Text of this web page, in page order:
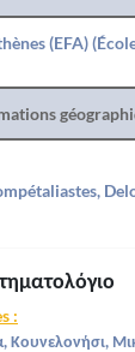
(EFA)
:
Κουνελονήσι,